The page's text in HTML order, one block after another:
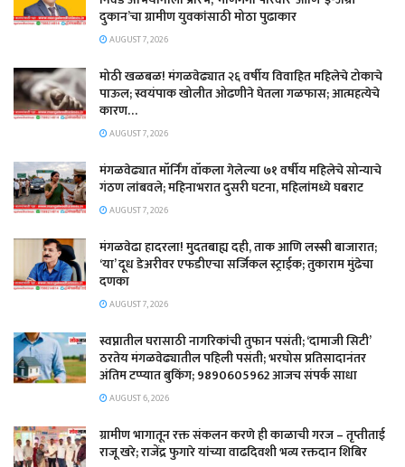
दुकान’चा ग्रामीण युवकांसाठी मोठा पुढाकार
AUGUST 7, 2026
मोठी खळबळ! मंगळवेढ्यात २६ वर्षीय विवाहित महिलेचे टोकाचे
पाऊल; स्वयंपाक खोलीत ओढणीने घेतला गळफास; आत्महत्येचे
कारण…
AUGUST 7, 2026
मंगळवेढ्यात मॉर्निंग वॉकला गेलेल्या ७१ वर्षीय महिलेचे सोन्याचे
गंठण लांबवले; महिनाभरात दुसरी घटना, महिलांमध्ये घबराट
AUGUST 7, 2026
​मंगळवेढा हादरला! मुदतबाह्य दही, ताक आणि लस्सी बाजारात;
‘या’ दूध डेअरीवर एफडीएचा सर्जिकल स्ट्राईक; ​तुकाराम मुंढेचा
दणका
AUGUST 7, 2026
स्वप्नातील घरासाठी नागरिकांची तुफान पसंती; ‘दामाजी सिटी’
ठरतेय मंगळवेढ्यातील पहिली पसंती; भरघोस प्रतिसादानंतर
अंतिम टप्प्यात बुकिंग; 9890605962 आजच संपर्क साधा
AUGUST 6, 2026
ग्रामीण भागातून रक्त संकलन करणे ही काळाची गरज – तृप्तीताई
राजू खरे; राजेंद्र फुगारे यांच्या वाढदिवशी भव्य रक्तदान शिबिर